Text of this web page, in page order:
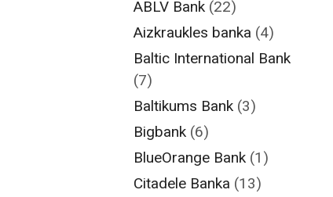
ABLV Bank (22)
Aizkraukles banka (4)
Baltic International Bank
(7)
Baltikums Bank (3)
Bigbank (6)
BlueOrange Bank (1)
Citadele Banka (13)